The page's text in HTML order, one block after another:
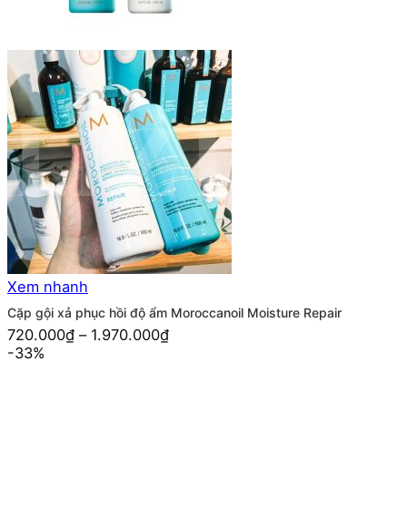
Xem nhanh
Cặp gội xả phục hồi độ ẩm Moroccanoil Moisture Repair
720.000₫ – 1.970.000₫
-33%